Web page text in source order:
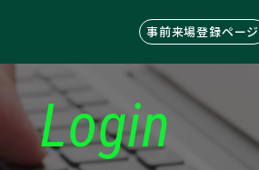
事前来場登録ページ
Login